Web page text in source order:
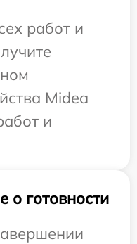
работ и
Midea
и
готовности